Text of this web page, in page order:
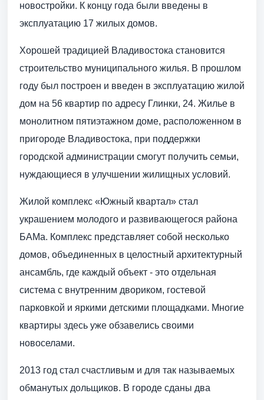
новостройки. К концу года были введены в
эксплуатацию 17 жилых домов.
Хорошей традицией Владивостока становится
строительство муниципального жилья. В прошлом
году был построен и введен в эксплуатацию жилой
дом на 56 квартир по адресу Глинки, 24. Жилье в
монолитном пятиэтажном доме, расположенном в
пригороде Владивостока, при поддержки
городской администрации смогут получить семьи,
нуждающиеся в улучшении жилищных условий.
Жилой комплекс «Южный квартал» стал
украшением молодого и развивающегося района
БАМа. Комплекс представляет собой несколько
домов, объединенных в целостный архитектурный
ансамбль, где каждый объект - это отдельная
система с внутренним двориком, гостевой
парковкой и яркими детскими площадками. Многие
квартиры здесь уже обзавелись своими
новоселами.
2013 год стал счастливым и для так называемых
обманутых дольщиков. В городе сданы два